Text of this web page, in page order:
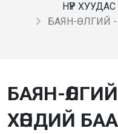
НҮҮР ХУУДАС
БАЯН-ӨЛГИЙ
БАЯН-
ХӨНДИЙ